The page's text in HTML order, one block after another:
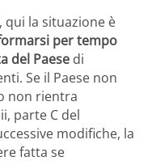
, qui la situazione è
per tempo
del Paese di
Se il Paese non
non rientra
parte C del
modifiche, la
fatta se